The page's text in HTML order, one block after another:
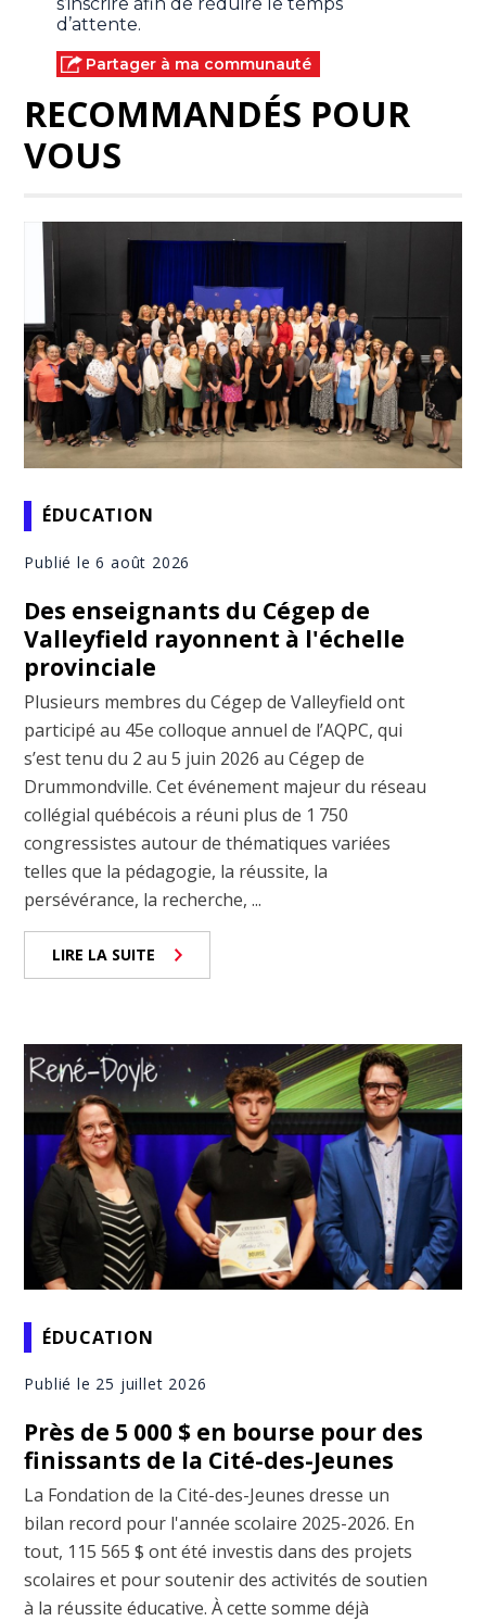
d’attente.
Partager à ma communauté
RECOMMANDÉS POUR
VOUS
ÉDUCATION
Publié le 6 août 2026
Des enseignants du Cégep de
Valleyfield rayonnent à l'échelle
provinciale
Plusieurs membres du Cégep de Valleyfield ont
participé au 45e colloque annuel de l’AQPC, qui
s’est tenu du 2 au 5 juin 2026 au Cégep de
Drummondville. Cet événement majeur du réseau
collégial québécois a réuni plus de 1 750
congressistes autour de thématiques variées
telles que la pédagogie, la réussite, la
persévérance, la recherche, ...
LIRE LA SUITE
ÉDUCATION
Publié le 25 juillet 2026
Près de 5 000 $ en bourse pour des
finissants de la Cité-des-Jeunes
La Fondation de la Cité-des-Jeunes dresse un
bilan record pour l'année scolaire 2025-2026. En
tout, 115 565 $ ont été investis dans des projets
scolaires et pour soutenir des activités de soutien
à la réussite éducative. À cette somme déjà